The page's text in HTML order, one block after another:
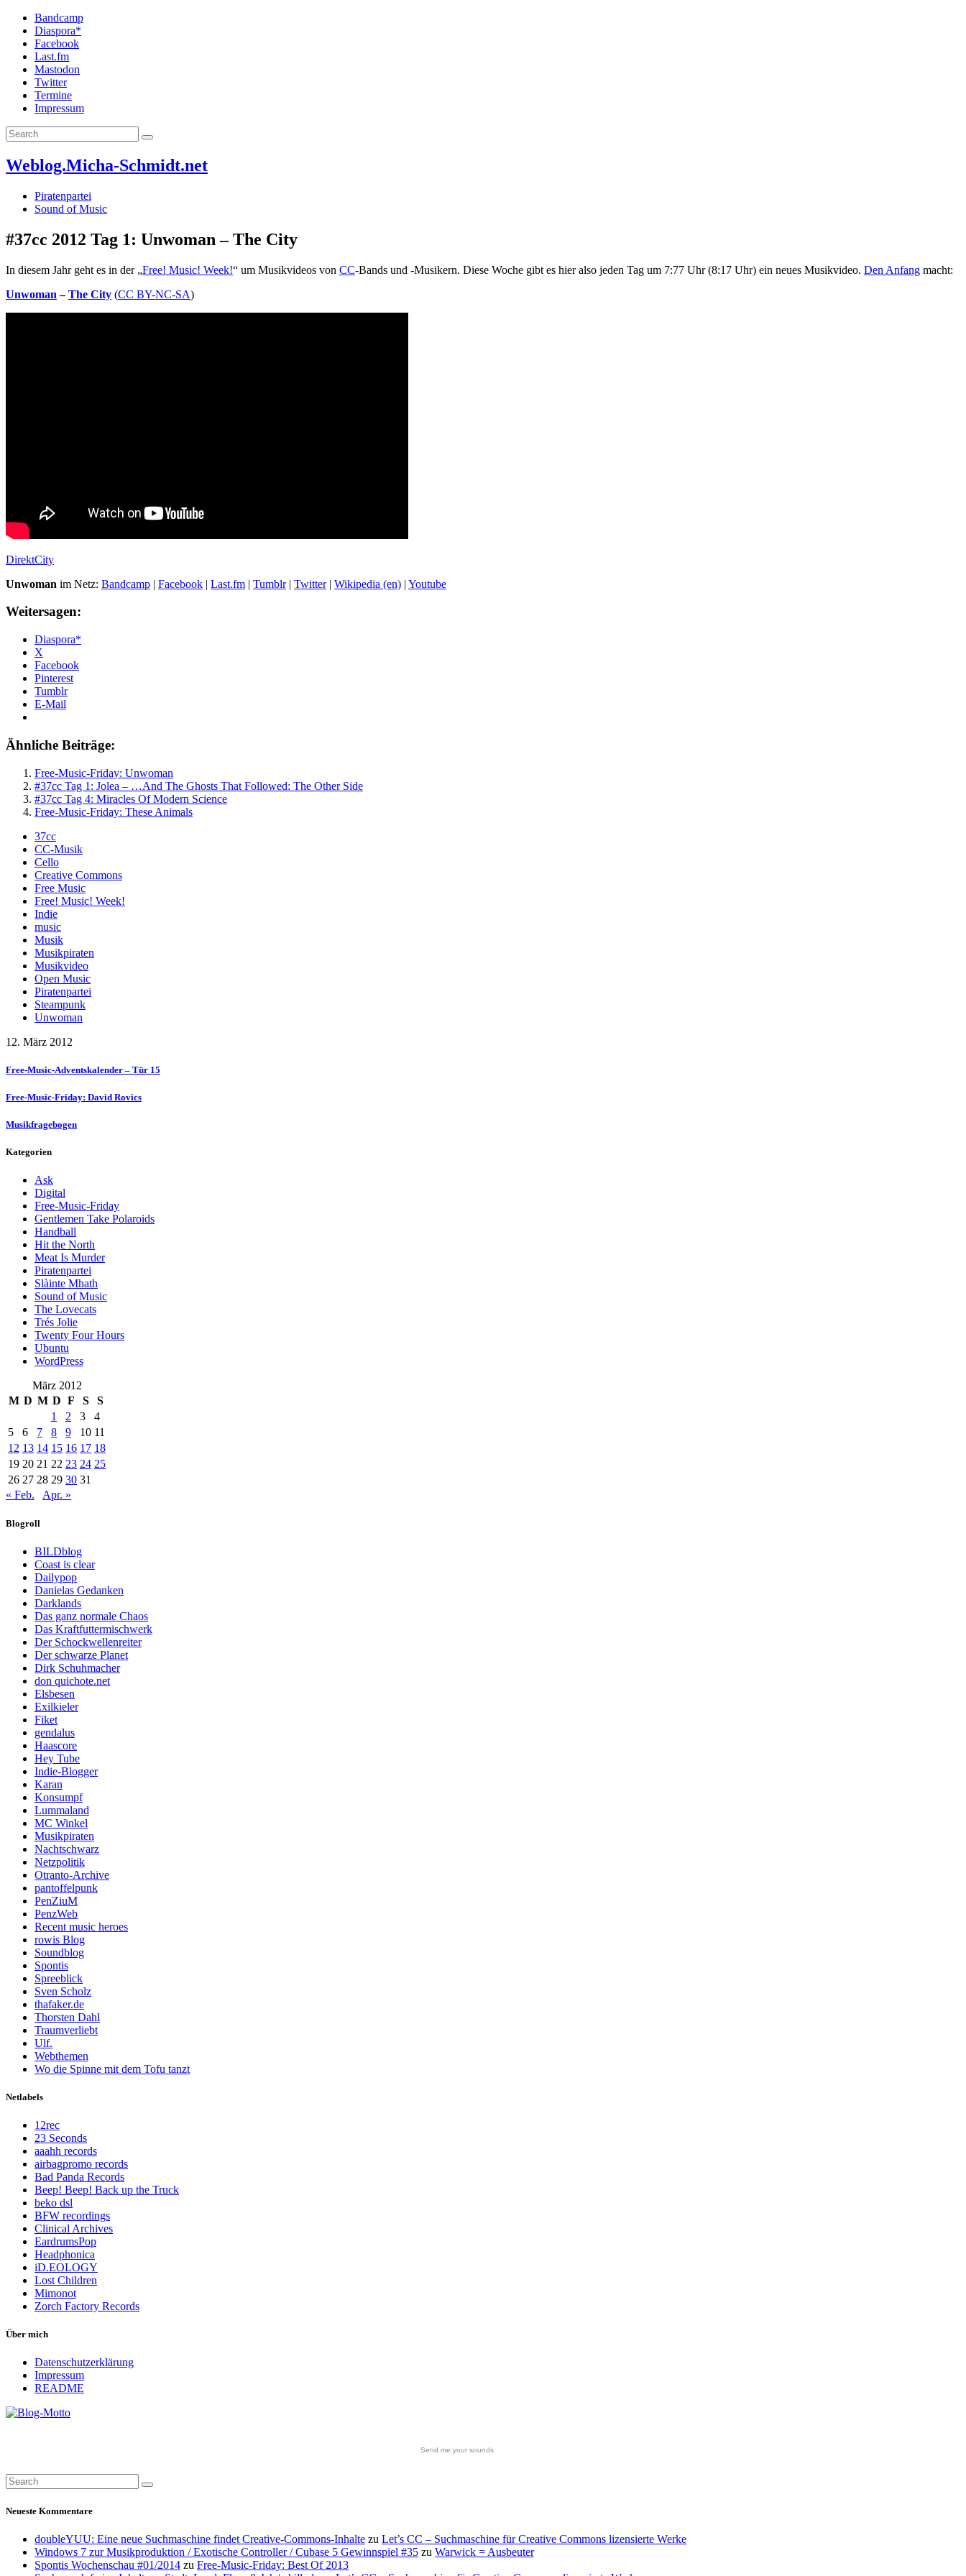
Bandcamp
Diaspora*
Facebook
Last.fm
Mastodon
Twitter
Termine
Impressum
Weblog.Micha-Schmidt.net
Piratenpartei
Sound of Music
#37cc 2012 Tag 1: Unwoman – The City
In diesem Jahr geht es in der „Free! Music! Week!“ um Musikvideos von CC-Bands und -Musikern. Diese Woche gibt es hier also jeden Tag um 7:77 Uhr (8:17 Uhr) ein neues Musikvideo. Den Anfang macht:
Unwoman –The City (CC BY-NC-SA)
DirektCity
Unwoman im Netz: Bandcamp | Facebook | Last.fm | Tumblr| Twitter| Wikipedia (en) | Youtube
Weitersagen:
Diaspora*
X
Facebook
Pinterest
Tumblr
E-Mail
Ähnliche Beiträge:
Free-Music-Friday: Unwoman
#37cc Tag 1: Jolea – …And The Ghosts That Followed: The Other Side
#37cc Tag 4: Miracles Of Modern Science
Free-Music-Friday: These Animals
37cc
CC-Musik
Cello
Creative Commons
Free Music
Free! Music! Week!
Indie
music
Musik
Musikpiraten
Musikvideo
Open Music
Piratenpartei
Steampunk
Unwoman
12. März 2012
Free-Music-Adventskalender – Tür 15
Free-Music-Friday: David Rovics
Musikfragebogen
Kategorien
Ask
Digital
Free-Music-Friday
Gentlemen Take Polaroids
Handball
Hit the North
Meat Is Murder
Piratenpartei
Slàinte Mhath
Sound of Music
The Lovecats
Trés Jolie
Twenty Four Hours
Ubuntu
WordPress
März 2012
M D M D F S
S
1
2 3
4
5
6 7 8 9 10 11
12 13 14 15 16 17 18
19 20 21 22 23 24 25
26 27 28 29 30 31
« Feb.
Apr. »
Blogroll
BILDblog
Coast is clear
Dailypop
Danielas Gedanken
Darklands
Das ganz normale Chaos
Das Kraftfuttermischwerk
Der Schockwellenreiter
Der schwarze Planet
Dirk Schuhmacher
don quichote.net
Elsbesen
Exilkieler
Fiket
gendalus
Haascore
Hey Tube
Indie-Blogger
Karan
Konsumpf
Lummaland
MC Winkel
Musikpiraten
Nachtschwarz
Netzpolitik
Otranto-Archive
pantoffelpunk
PenZiuM
PenzWeb
Recent music heroes
rowis Blog
Soundblog
Spontis
Spreeblick
Sven Scholz
thafaker.de
Thorsten Dahl
Traumverliebt
Ulf.
Webthemen
Wo die Spinne mit dem Tofu tanzt
Netlabels
12rec
23 Seconds
aaahh records
airbagpromo records
Bad Panda Records
Beep! Beep! Back up the Truck
beko dsl
BFW recordings
Clinical Archives
EardrumsPop
Headphonica
iD.EOLOGY
Lost Children
Mimonot
Zorch Factory Records
Über mich
Datenschutzerklärung
Impressum
README
Send me your sounds
Neueste Kommentare
doubleYUU: Eine neue Suchmaschine findet Creative-Commons-Inhalte zu Let’s CC – Suchmaschine für Creative Commons lizensierte Werke
Windows 7 zur Musikproduktion / Exotische Controller / Cubase 5 Gewinnspiel #35 zu Warwick = Ausbeuter
Spontis Wochenschau #01/2014 zu Free-Music-Friday: Best Of 2013